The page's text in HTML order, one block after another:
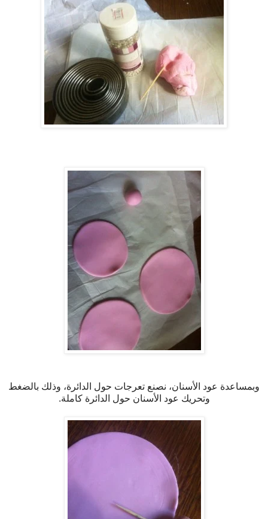
وبمساعدة عود الأسنان، نصنع تعرجات حول الدائرة، وذلك بالضغط
وتحريك عود الأسنان حول الدائرة كاملة.